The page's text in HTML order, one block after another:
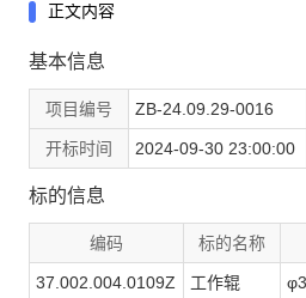
正文内容
基本信息
项目编号 ZB-24.09.29-0016
开标时间 2024-09-30 23:00:00
标的信息
编码 标的名称
37.002.004.0109Z
工作辊